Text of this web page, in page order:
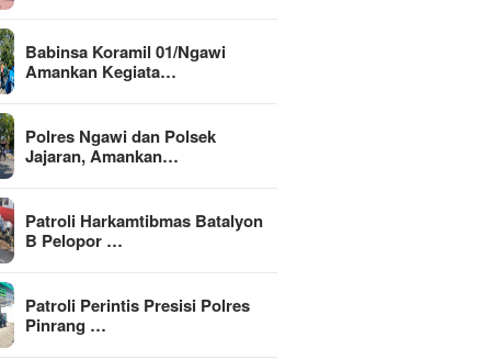
Babinsa Koramil 01/Ngawi
Amankan Kegiata…
Polres Ngawi dan Polsek
Jajaran, Amankan…
Patroli Harkamtibmas Batalyon
B Pelopor …
Patroli Perintis Presisi Polres
Pinrang …